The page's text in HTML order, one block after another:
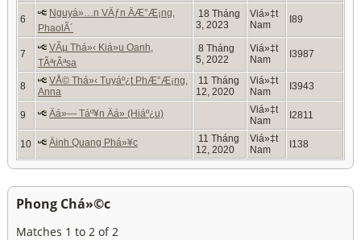
6
Nguyá»…n VÄƒn ÄÆ°Æ¡ng,
PhaolÃ´
18 Tháng
3, 2023
Viá»‡t
Nam
I89
7
VÃµ Thá»‹ Kiá»u Oanh,
TÃªrÃªsa
8 Tháng
5, 2022
Viá»‡t
Nam
I3987
8
VÅ© Thá»‹ Tuyáº¿t PhÆ°Æ¡ng,
Anna
11 Tháng
12, 2020
Viá»‡t
Nam
I3943
9 Äá»— Táº¥n Äá» (Hiáº¿u)
Viá»‡t
Nam
I2811
10 Äinh Quang Phá»¥c
11 Tháng
12, 2020
Viá»‡t
Nam
I138
Phong Chá»©c
Matches 1 to 2 of 2